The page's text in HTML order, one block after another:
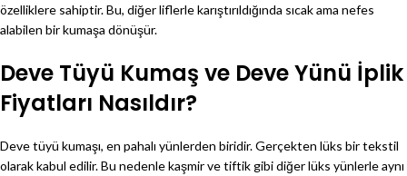
özelliklere sahiptir. Bu, diğer liflerle karıştırıldığında sıcak ama nefes
alabilen bir kumaşa dönüşür.
Deve Tüyü Kumaş ve Deve Yünü İplik
Fiyatları Nasıldır?
Deve tüyü kumaşı, en pahalı yünlerden biridir. Gerçekten lüks bir tekstil
olarak kabul edilir. Bu nedenle kaşmir ve tiftik gibi diğer lüks yünlerle aynı